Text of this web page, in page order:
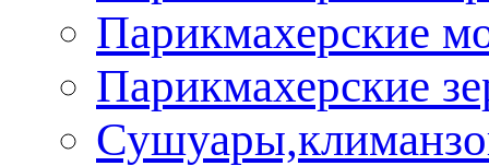
Парикмахерские
Парикмахерские